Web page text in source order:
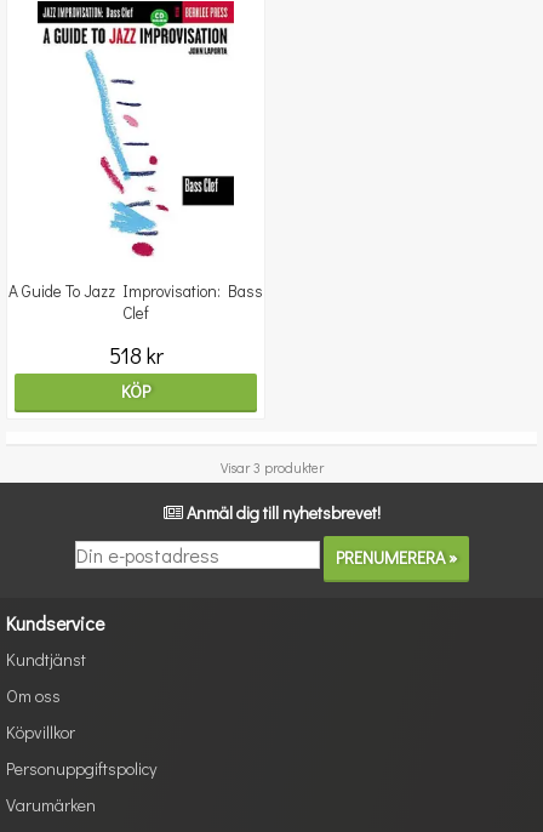
A Guide To Jazz Improvisation: Bass
Clef
518 kr
KÖP
Visar 3 produkter
Anmäl dig till nyhetsbrevet!
Kundservice
Kundtjänst
Om oss
Köpvillkor
Personuppgiftspolicy
Varumärken